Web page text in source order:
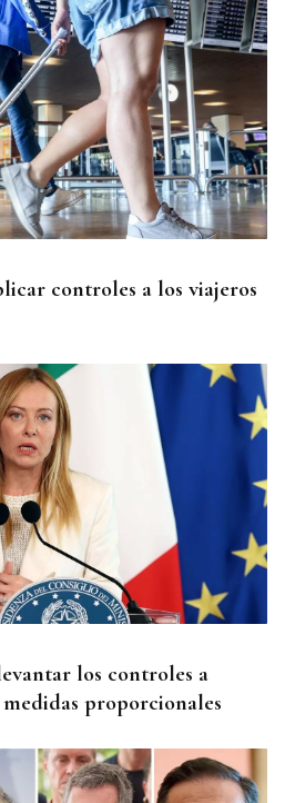
controles a los viajeros
los controles a
proporcionales